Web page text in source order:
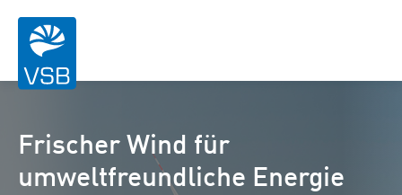
Frischer Wind für
umweltfreundliche Energie